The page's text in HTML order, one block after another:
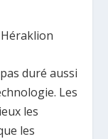
duré aussi
Les
les
les